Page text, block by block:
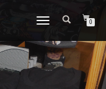
DÉPLIER
NAVIGATION
0